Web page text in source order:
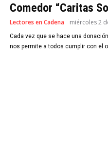
Comedor “Caritas
Lectores en Cadena miércoles 2
Cada vez que se hace una
nos permite a todos cumplir con el